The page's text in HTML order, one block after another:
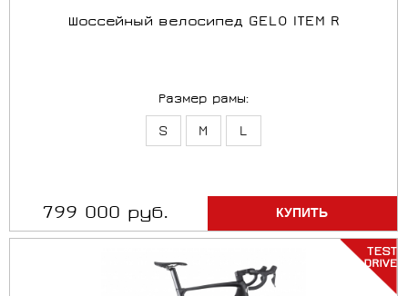
Шоссейный велосипед GELO ITEM R
Размер рамы:
S M L
799 000 руб.